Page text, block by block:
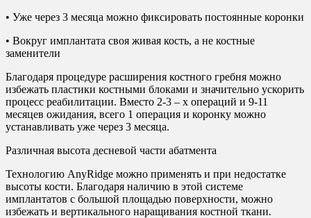
• Уже через 3 месяца можно фиксировать постоянные коронки
• Вокруг имплантата своя живая кость, а не костные
заменители
Благодаря процедуре расширения костного гребня можно
избежать пластики костными блоками и значительно ускорить
процесс реабилитации. Вместо 2-3 – х операций и 9-11
месяцев ожидания, всего 1 операция и коронку можно
устанавливать уже через 3 месяца.
Различная высота десневой части абатмента
Технологию AnyRidge можно применять и при недостатке
высоты кости. Благодаря наличию в этой системе
имплантатов с большой площадью поверхности, можно
избежать и вертикального наращивания костной ткани.